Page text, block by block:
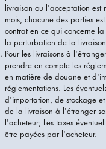
livraison ou l'acceptation est
mois, chacune des parties
contrat en ce qui concerne
la perturbation de la
Pour les livraisons à
prendre en compte les
en matière de douane et
réglementations. Les
d'importation, de stockage
de la livraison à l'étranger
l'acheteur; Les taxes
être payées par l'acheteur.